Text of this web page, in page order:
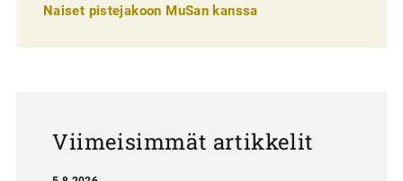
Naiset pistejakoon MuSan kanssa
Viimeisimmät artikkelit